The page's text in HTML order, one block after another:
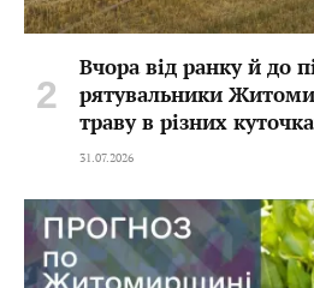
Вчора від ранку й до
рятувальники
траву в різних
31.07.2026